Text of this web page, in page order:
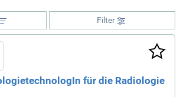
Filter
für die Radiologie